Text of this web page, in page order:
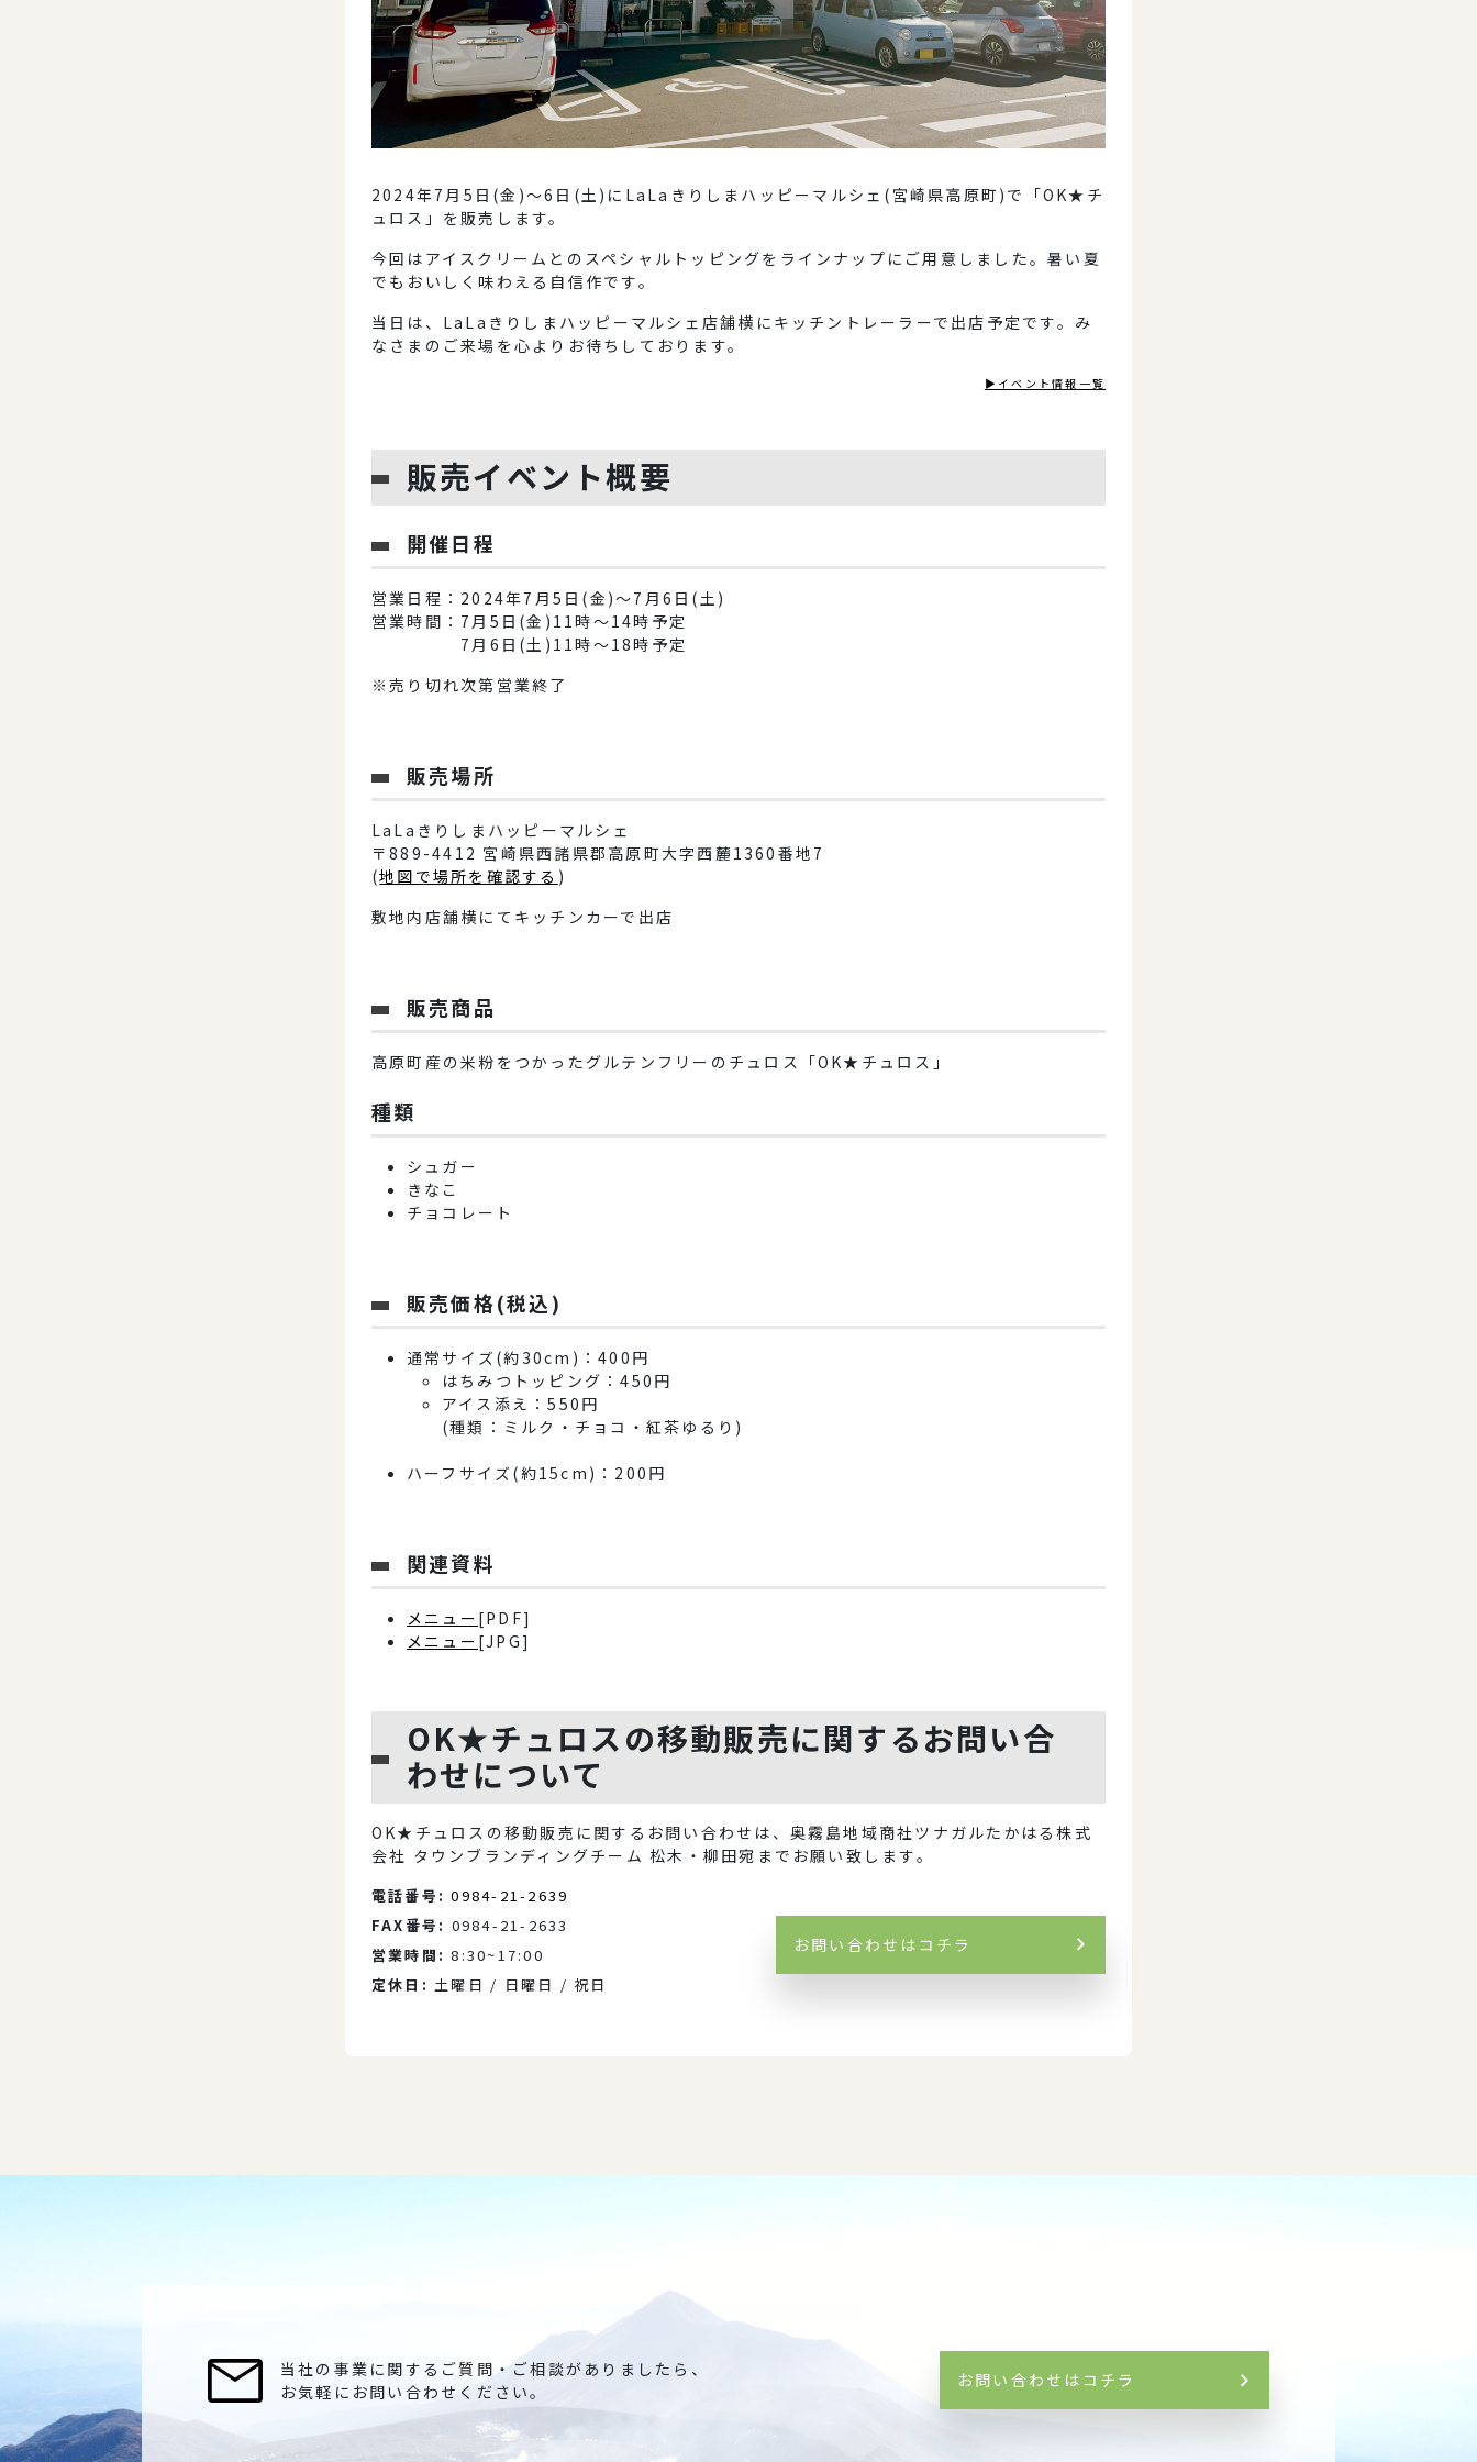
2024年7月5日(金)～6日(土)にLaLaきりしまハッピーマルシェ(宮崎県高原町)で「OK★チ
ュロス」を販売します。
今回はアイスクリームとのスペシャルトッピングをラインナップにご用意しました。暑い夏
でもおいしく味わえる自信作です。
当日は、LaLaきりしまハッピーマルシェ店舗横にキッチントレーラーで出店予定です。み
なさまのご来場を心よりお待ちしております。
▶イベント情報一覧
販売イベント概要
開催日程
営業日程：2024年7月5日(金)～7月6日(土)
営業時間：7月5日(金)11時～14時予定
7月6日(土)11時～18時予定
※売り切れ次第営業終了
販売場所
LaLaきりしまハッピーマルシェ
〒889-4412 宮崎県西諸県郡高原町大字西麓1360番地7
(地図で場所を確認する )
敷地内店舗横にてキッチンカーで出店
販売商品
高原町産の米粉をつかったグルテンフリーのチュロス「OK★チュロス」
種類
シュガー
きなこ
チョコレート
販売価格(税込)
通常サイズ(約30cm)：400円
はちみつトッピング：450円
アイス添え：550円
(種類：ミルク・チョコ・紅茶ゆるり)
ハーフサイズ(約15cm)：200円
関連資料
メニュー [PDF]
メニュ ー [JPG]
OK★チュロスの移動販売に関するお問い合
わせについて
OK★チュロスの移動販売に関するお問い合わせは、奥霧島地域商社ツナガルたかはる株式
会社 タウンブランディングチーム 松木・柳田宛までお願い致します。
電話番号: 0984-21-2639
FAX番号: 0984-21-2633
営業時間: 8:30~17:00
定休日: 土曜日 / 日曜日 / 祝日
お問い合わせはコチラ
当社の事業に関するご質問・ご相談がありましたら、
お気軽にお問い合わせください。
お問い合わせはコチラ